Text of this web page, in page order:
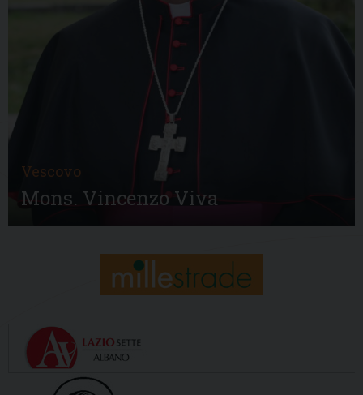
Vescovo
Mons. Vincenzo Viva